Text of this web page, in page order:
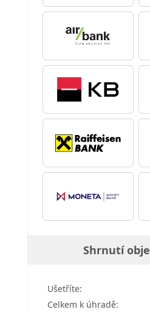
Shrnutí
Ušetříte:
Celkem k úhradě: